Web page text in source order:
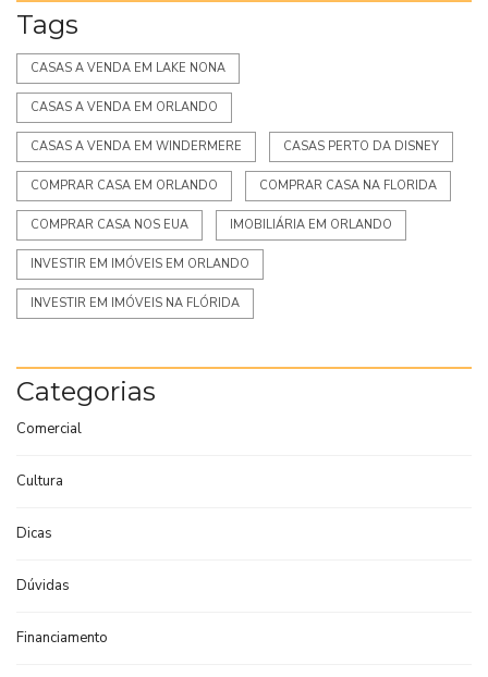
Tags
CASAS A VENDA EM LAKE NONA
CASAS A VENDA EM ORLANDO
CASAS A VENDA EM WINDERMERE CASAS PERTO DA DISNEY
COMPRAR CASA EM ORLANDO COMPRAR CASA NA FLORIDA
COMPRAR CASA NOS EUA IMOBILIÁRIA EM ORLANDO
INVESTIR EM IMÓVEIS EM ORLANDO
INVESTIR EM IMÓVEIS NA FLÓRIDA
Categorias
Comercial
Cultura
Dicas
Dúvidas
Financiamento